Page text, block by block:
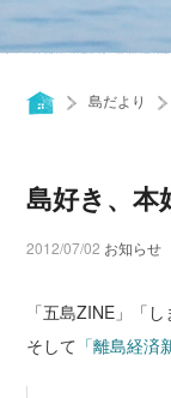
島だより
島好き、本
2012/07/02 お知らせ
「五島ZINE」「
そして 「離島経済